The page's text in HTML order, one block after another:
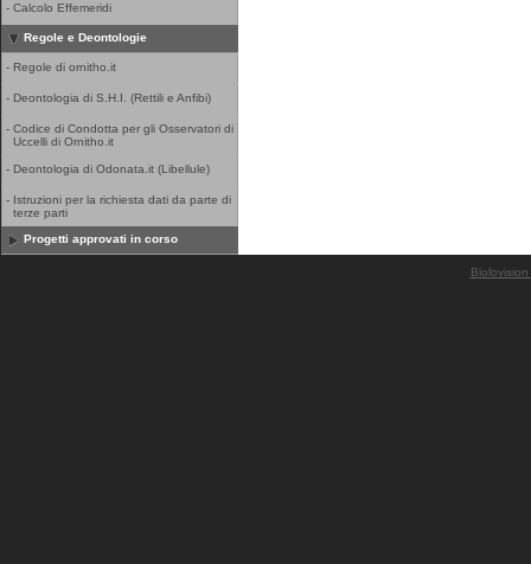
- Calcolo Effemeridi
Regole e Deontologie
- Regole di ornitho.it
- Deontologia di S.H.I. (Rettili e Anfibi)
- Codice di Condotta per gli Osservatori di
Uccelli di Ornitho.it
- Deontologia di Odonata.it (Libellule)
- Istruzioni per la richiesta dati da parte di
terze parti
Progetti approvati in corso
Biolovision